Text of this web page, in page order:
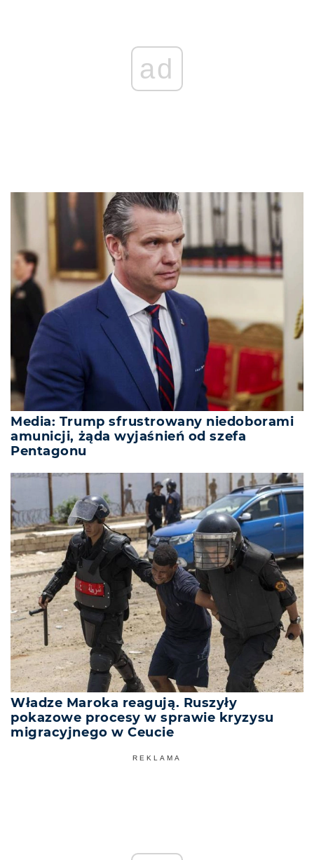
ad
Media: Trump sfrustrowany niedoborami
amunicji, żąda wyjaśnień od szefa
Pentagonu
Władze Maroka reagują. Ruszyły
pokazowe procesy w sprawie kryzysu
migracyjnego w Ceucie
REKLAMA